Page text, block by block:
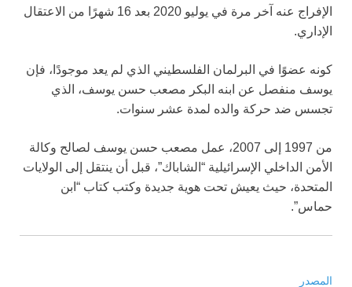
الإفراج عنه آخر مرة في يوليو 2020 بعد 16 شهرًا من الاعتقال
الإداري.
كونه عضوًا في البرلمان الفلسطيني الذي لم يعد موجودًا، فإن
يوسف منفصل عن ابنه البكر مصعب حسن يوسف، الذي
تجسس ضد حركة والده لمدة عشر سنوات.
من 1997 إلى 2007، عمل مصعب حسن يوسف لصالح وكالة
الأمن الداخلي الإسرائيلية “الشاباك”، قبل أن ينتقل إلى الولايات
المتحدة، حيث يعيش تحت هوية جديدة وكتب كتاب “ابن
حماس”.
المصدر